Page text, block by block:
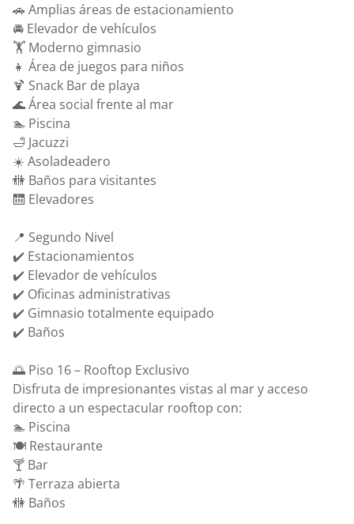
🚗 Amplias áreas de estacionamiento
🚘 Elevador de vehículos
🏋️ Moderno gimnasio
👧 Área de juegos para niños
🍹 Snack Bar de playa
🌊 Área social frente al mar
🏊 Piscina
🛁 Jacuzzi
☀️ Asoladeadero
🚻 Baños para visitantes
🛗 Elevadores
📍 Segundo Nivel
✔️ Estacionamientos
✔️ Elevador de vehículos
✔️ Oficinas administrativas
✔️ Gimnasio totalmente equipado
✔️ Baños
🌅 Piso 16 – Rooftop Exclusivo
Disfruta de impresionantes vistas al mar y acceso
directo a un espectacular rooftop con:
🏊 Piscina
🍽️ Restaurante
🍸 Bar
🌴 Terraza abierta
🚻 Baños